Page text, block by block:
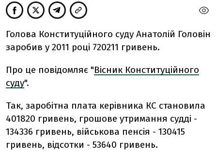
Голова Конституційного суду Анатолій Головін
заробив у 2011 році 720211 гривень.
Про це повідомляє "Вісник Конституційного
суду".
Так, заробітна плата керівника КС становила
401820 гривень, грошове утримання судді -
134336 гривень, військова пенсія - 130415
гривень, відсотки - 53640 гривень.